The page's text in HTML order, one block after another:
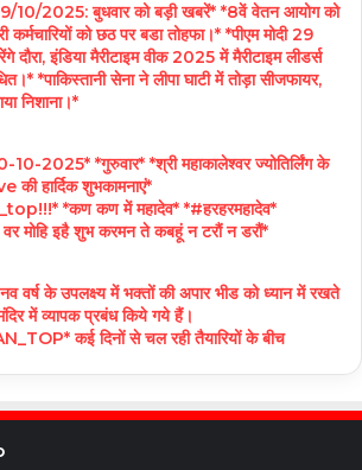
2025: बुधवार को बड़ी खबरें* *8वें वेतन आयोग को
को छठ पर बडा तोहफा।* *पीएम मोदी 29
इंडिया मैरीटाइम वीक 2025 में मैरीटाइम लीडर्स
*पाकिस्तानी सेना ने लीपा घाटी में तोड़ा सीजफायर,
निशाना।*
2025* *गुरुवार* *श्री महाकालेश्वर ज्योतिर्लिंग के
की हार्दिक शुभकामनाएं*
*कण कण में महादेव* *#हरहरमहादेव*
वर मोहि इहै शुभ करमन ते कबहूं न टरौं न डरौं*
के उपलक्ष्य में भक्तों की अपार भीड को ध्यान में रखते
में व्यापक प्रबंध किये गये हैं।
कई दिनों से चल रही तैयारियों के बीच